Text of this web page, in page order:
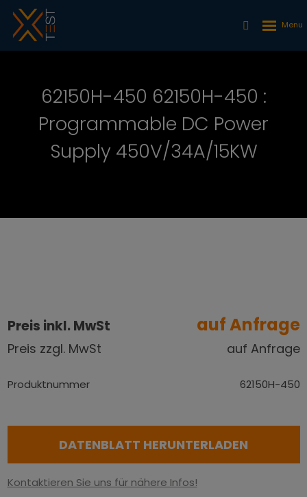
62150H-450 62150H-450 :
Programmable DC Power
Supply 450V/34A/15KW
Preis inkl. MwSt auf Anfrage
Preis zzgl. MwSt auf Anfrage
Produktnummer 62150H-450
DATENBLATT HERUNTERLADEN
Kontaktieren Sie uns für nähere Infos!